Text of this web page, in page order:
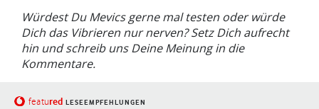
Würdest Du Mevics gerne mal testen oder würde
Dich das Vibrieren nur nerven? Setz Dich aufrecht
hin und schreib uns Deine Meinung in die
Kommentare.
featured LESEEMPFEHLUNGEN